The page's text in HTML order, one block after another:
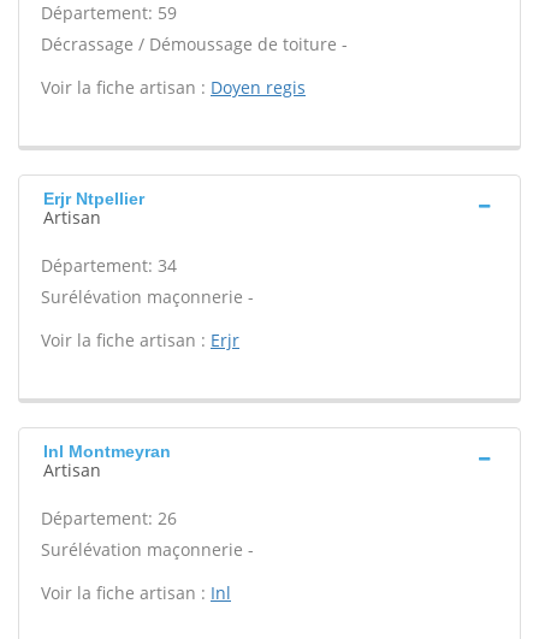
Département: 59
Décrassage / Démoussage de toiture -
Voir la fiche artisan : Doyen regis
Erjr Ntpellier
Artisan
Département: 34
Surélévation maçonnerie -
Voir la fiche artisan : Erjr
Inl Montmeyran
Artisan
Département: 26
Surélévation maçonnerie -
Voir la fiche artisan : Inl